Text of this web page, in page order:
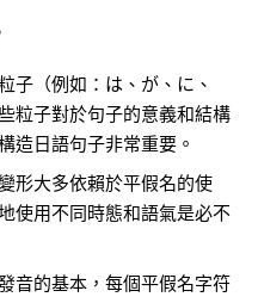
子（例如：は、が、に、
粒子對於句子的意義和結構
造日語句子非常重要。
形大多依賴於平假名的使
使用不同時態和語氣是必不
音的基本，每個平假名字符